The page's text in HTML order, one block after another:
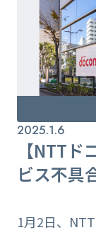
2025.1.6
【NTT
ビス不具
1月2日、